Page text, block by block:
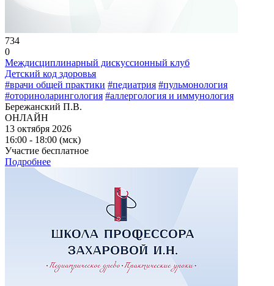
734
0
Междисциплинарный дискуссионный клуб
Детский код здоровья
#врачи общей практики #педиатрия #пульмонология
#оториноларингология #аллергология и иммунология
Бережанский П.В.
ОНЛАЙН
13 октября 2026
16:00 - 18:00 (мск)
Участие бесплатное
Подробнее